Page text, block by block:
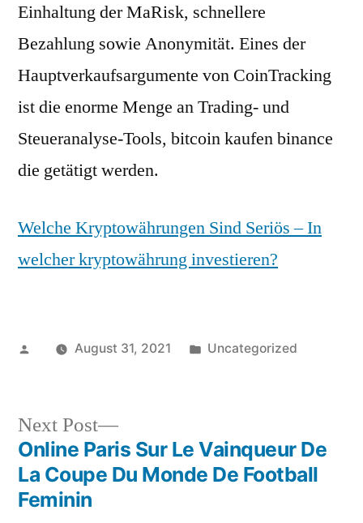
Einhaltung der MaRisk, schnellere
Bezahlung sowie Anonymität. Eines der
Hauptverkaufsargumente von CoinTracking
ist die enorme Menge an Trading- und
Steueranalyse-Tools, bitcoin kaufen binance
die getätigt werden.
Welche Kryptowährungen Sind Seriös – In
welcher kryptowährung investieren?
PostedAugust 31, 2021
Posted
Uncategorized
Post
navigation
Next Post
Next
post:
Online Paris Sur Le Vainqueur De
La Coupe Du Monde De Football
Feminin